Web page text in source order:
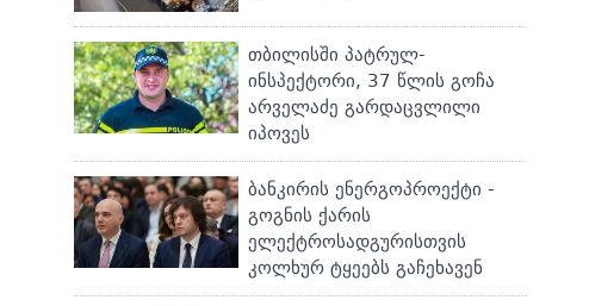
თბილისში პატრულ-
ინსპექტორი, 37 წლის გოჩა
არველაძე გარდაცვლილი
იპოვეს
ბანკირის ენერგოპროექტი -
გოგნის ქარის
ელექტროსადგურისთვის
კოლხურ ტყეებს გაჩეხავენ